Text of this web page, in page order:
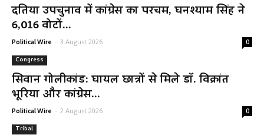
दतिया उपचुनाव में कांग्रेस का परचम, घनश्याम सिंह ने
6,016 वोटों...
Political Wire - 3 August 2026 0
Congress
सिवान गोलीकांड: घायल छात्रों से मिले डॉ. विक्रांत
भूरिया और कांग्रेस...
Political Wire - 2 August 2026 0
Tribal